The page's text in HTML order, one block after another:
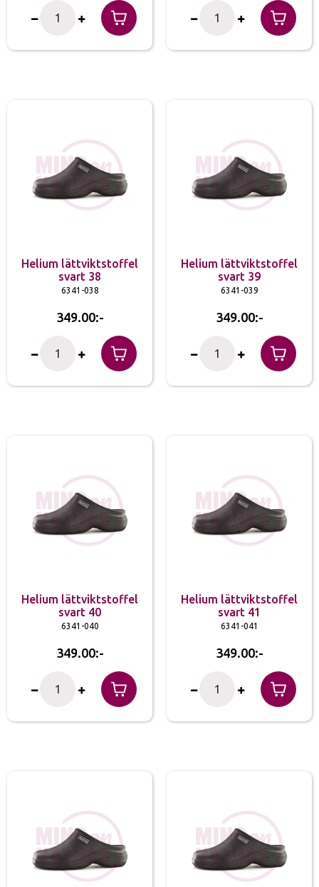
Helium lättviktstoffel
svart 38
6341-038
349.00
Helium lättviktstoffel
svart 39
6341-039
349.00
Helium lättviktstoffel
svart 40
6341-040
349.00
Helium lättviktstoffel
svart 41
6341-041
349.00